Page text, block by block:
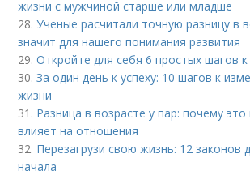
жизни с мужчиной старше или младше
28.Ученые расчитали точную разницу в
значит для нашего понимания развития
29.Откройте для себя 6 простых шагов
30.За один день к успеху: 10 шагов к
жизни
31. Разница в возрасте у пар: почему
влияет на отношения
32. Перезагрузи свою жизнь: 12 законов
начала